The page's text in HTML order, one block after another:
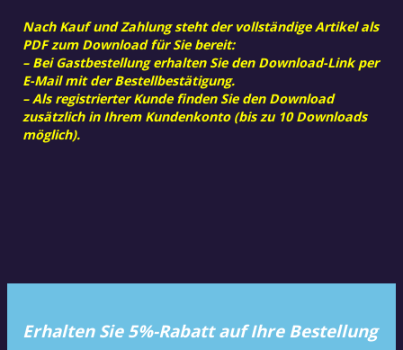
Nach Kauf und Zahlung steht der vollständige Artikel als
PDF zum Download für Sie bereit:
– Bei Gastbestellung erhalten Sie den Download-Link per
E-Mail mit der Bestellbestätigung.
– Als registrierter Kunde finden Sie den Download
zusätzlich in Ihrem Kundenkonto (bis zu 10 Downloads
möglich).
Erhalten Sie 5%-Rabatt auf Ihre Bestellung